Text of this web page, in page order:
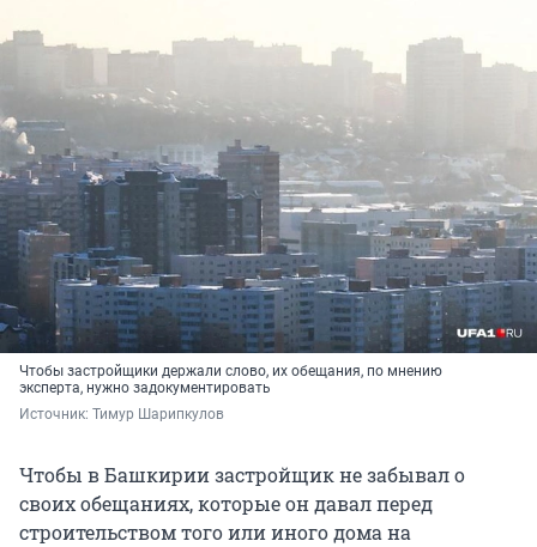
Чтобы застройщики держали слово, их обещания, по мнению
эксперта, нужно задокументировать
Источник: Тимур Шарипкулов
Чтобы в Башкирии застройщик не забывал о
своих обещаниях, которые он давал перед
строительством того или иного дома на